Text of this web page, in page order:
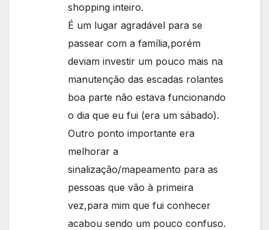
shopping inteiro.
É um lugar agradável para se
passear com a família,porém
deviam investir um pouco mais na
manutenção das escadas rolantes
boa parte não estava funcionando
o dia que eu fui (era um sábado).
Outro ponto importante era
melhorar a
sinalização/mapeamento para as
pessoas que vão à primeira
vez,para mim que fui conhecer
acabou sendo um pouco confuso.